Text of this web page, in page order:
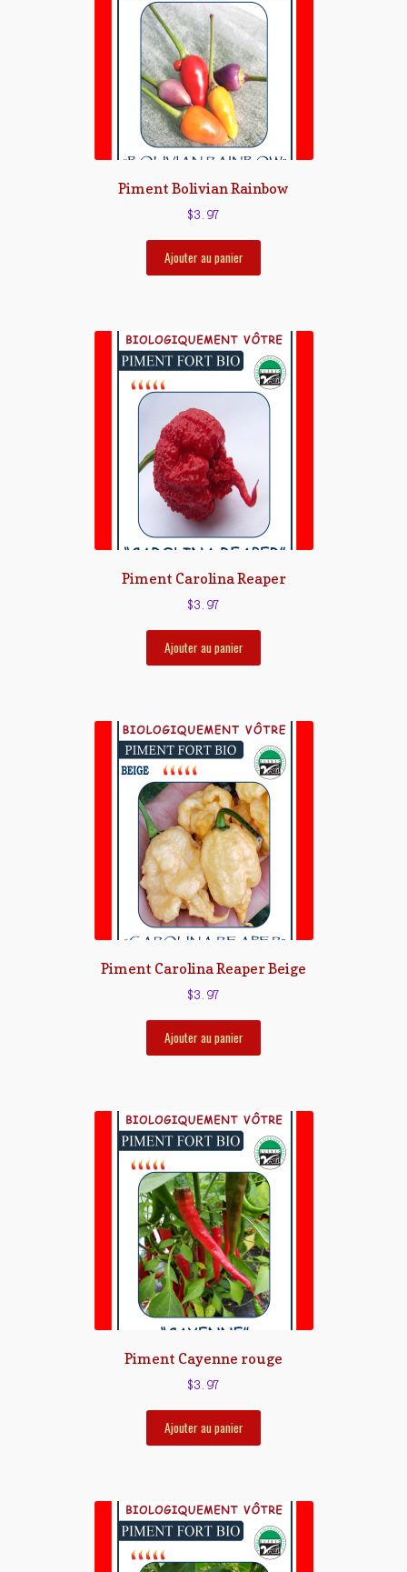
Piment Bolivian Rainbow
$3.97
Ajouter au panier
Piment Carolina Reaper
$3.97
Ajouter au panier
Piment Carolina Reaper Beige
$3.97
Ajouter au panier
Piment Cayenne rouge
$3.97
Ajouter au panier